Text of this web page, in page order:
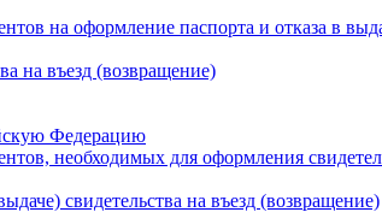
на оформление паспорта и отказа в
на въезд (возвращение)
Федерацию
необходимых для оформления
свидетельства на въезд (возвращение)